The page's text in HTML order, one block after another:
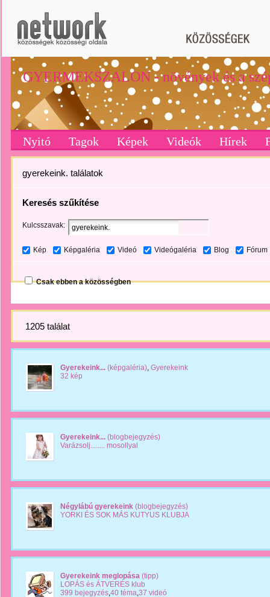
GYERMEKSZALON - növények és a
Nyitó Tagok Képek Videók Hírek
gyerekeink. találatok
Keresés szűkítése
Kulcsszavak:
Kép Képgaléria Videó Videógaléria Blog Fórum
Csak ebben a közösségben
1205 találat
Gyerekeink... (képgaléria), Gyerekeink
32 kép
Gyerekeink... (blogbejegyzés)
Varázsolj........ mosollyal
Négylábú gyerekeink (blogbejegyzés)
YORKI ÉS SOK MÁS KUTYUS KLUBJA
Gyerekeink meglopása (tipp)
LOPÁS és ÁTVERÉS klub
399 bejegyzés,40 téma,37 videó